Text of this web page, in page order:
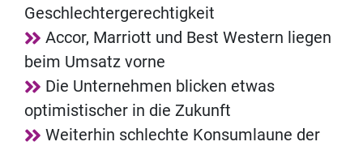
Geschlechtergerechtigkeit
Accor, Marriott und Best Western liegen
beim Umsatz vorne
Die Unternehmen blicken etwas
optimistischer in die Zukunft
Weiterhin schlechte Konsumlaune der